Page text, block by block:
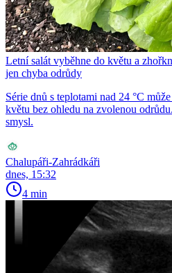
Letní salát vyběhne do květu a
jen chyba odrůdy
Série dnů s teplotami nad 24 °C
květu bez ohledu na zvolenou
smysl.
Chalupáři-Zahrádkáři
dnes, 15:32
4 min